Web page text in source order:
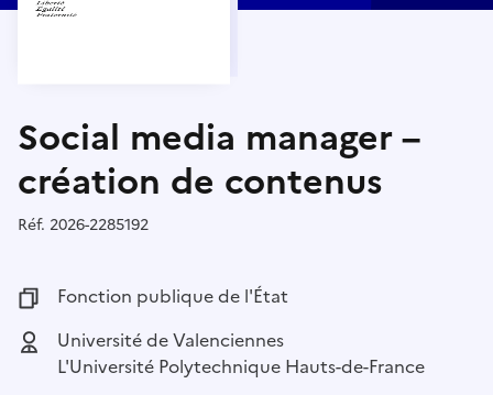
Social media manager –
création de contenus
Réf. Référence :
2026-2285192
Fonction publique :
Fonction publique de l'État
Employeur :
Université de Valenciennes
L'Université Polytechnique Hauts-de-France